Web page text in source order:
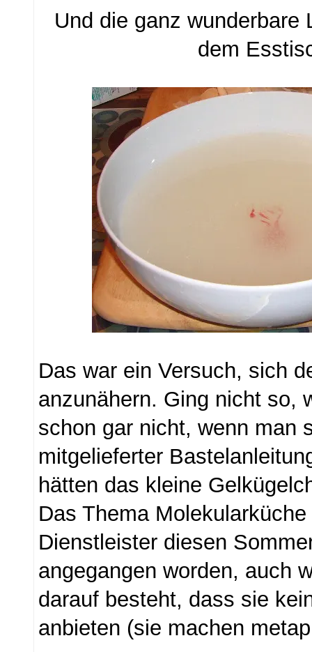
Und die ganz wunderbare
dem
Das war ein Versuch, sich
anzunähern. Ging nicht so,
schon gar nicht, wenn man
mitgelieferter
hätten das kleine
Das Thema
Dienstleister diesen
angegangen worden, auch
darauf besteht, dass sie
anbieten (sie machen